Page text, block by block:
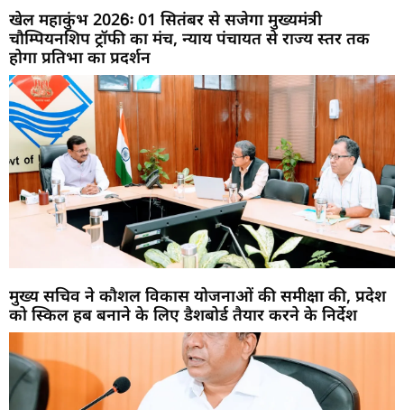
खेल महाकुंभ 2026ः 01 सितंबर से सजेगा मुख्यमंत्री
चौम्पियनशिप ट्रॉफी का मंच, न्याय पंचायत से राज्य स्तर तक
होगा प्रतिभा का प्रदर्शन
मुख्य सचिव ने कौशल विकास योजनाओं की समीक्षा की, प्रदेश
को स्किल हब बनाने के लिए डैशबोर्ड तैयार करने के निर्देश